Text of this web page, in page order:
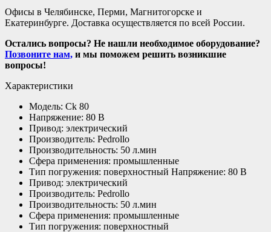
Офисы в Челябинске, Перми, Магнитогорске и
Екатеринбурге. Доставка осуществляется по всей России.
Остались вопросы? Не нашли необходимое оборудование?
Позвоните нам, и мы поможем решить возникшие
вопросы!
Характеристики
Модель: Ck 80
Напряжение: 80 В
Привод: электрический
Производитель: Pedrollo
Производительность: 50 л.мин
Сфера применения: промышленные
Тип погружения: поверхностный Напряжение: 80 В
Привод: электрический
Производитель: Pedrollo
Производительность: 50 л.мин
Сфера применения: промышленные
Тип погружения: поверхностный